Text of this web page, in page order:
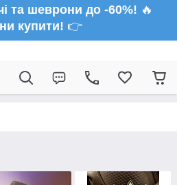
та шеврони до -60%! 🔥
купити! 👉